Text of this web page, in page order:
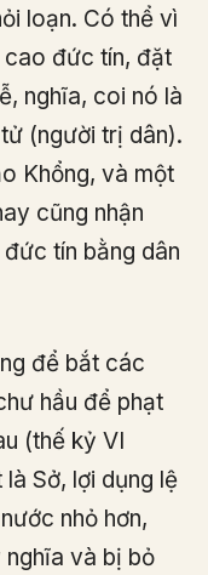
loạn. Có thể vì
cao đức tín, đặt
nghĩa, coi nó là
(người trị dân).
Khổng, và một
cũng nhận
tín bằng dân
để bắt các
hầu để phạt
(thế kỷ VI
Sở, lợi dụng lệ
nhỏ hơn,
nghĩa và bị bỏ